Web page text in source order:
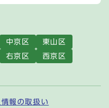
中京区
東山区
右京区
西京区
報の取扱い